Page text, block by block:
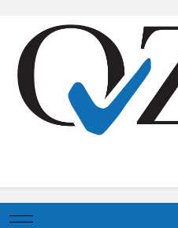
Mobile Menu Toggle